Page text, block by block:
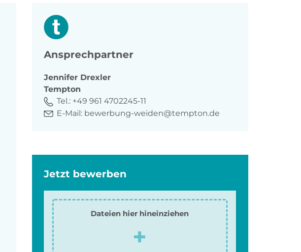
Ansprechpartner
Jennifer Drexler
Tempton
Tel.: +49 961 4702245-11
E-Mail: bewerbung-weiden@tempton.de
Jetzt bewerben
Dateien hier hineinziehen